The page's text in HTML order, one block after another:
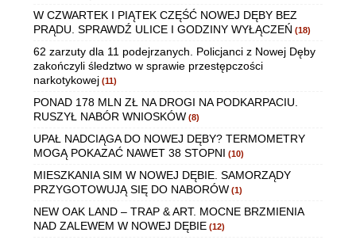
W CZWARTEK I PIĄTEK CZĘŚĆ NOWEJ DĘBY BEZ
PRĄDU. SPRAWDŹ ULICE I GODZINY WYŁĄCZEŃ (18)
62 zarzuty dla 11 podejrzanych. Policjanci z Nowej Dęby
zakończyli śledztwo w sprawie przestępczości
narkotykowej (11)
PONAD 178 MLN ZŁ NA DROGI NA PODKARPACIU.
RUSZYŁ NABÓR WNIOSKÓW (8)
UPAŁ NADCIĄGA DO NOWEJ DĘBY? TERMOMETRY
MOGĄ POKAZAĆ NAWET 38 STOPNI (10)
MIESZKANIA SIM W NOWEJ DĘBIE. SAMORZĄDY
PRZYGOTOWUJĄ SIĘ DO NABORÓW (1)
NEW OAK LAND – TRAP & ART. MOCNE BRZMIENIA
NAD ZALEWEM W NOWEJ DĘBIE (12)